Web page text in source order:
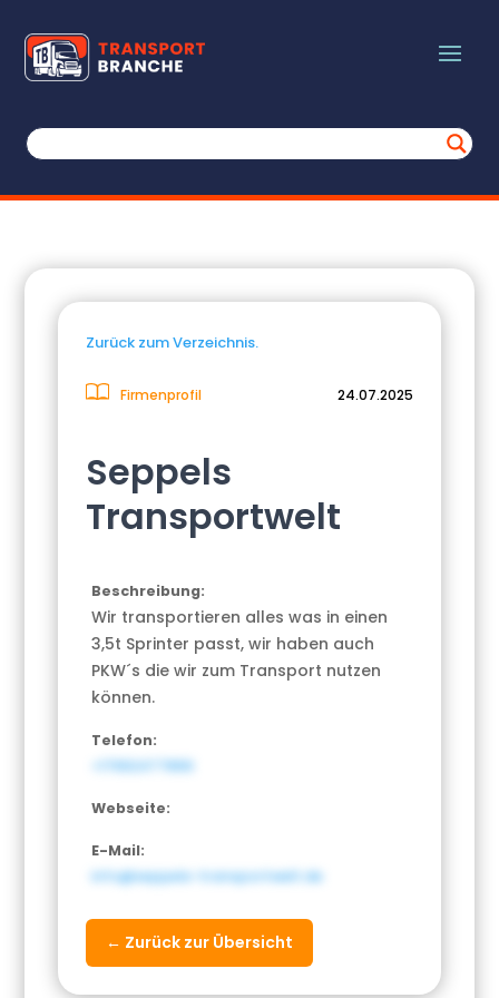
Zurück zum Verzeichnis.
Firmenprofil 24.07.2025
Seppels
Transportwelt
Beschreibung:
Wir transportieren alles was in einen
3,5t Sprinter passt, wir haben auch
PKW´s die wir zum Transport nutzen
können.
Telefon:
+17662477866
Webseite:
E-Mail:
info@seppels-transportwelt.de
← Zurück zur Übersicht